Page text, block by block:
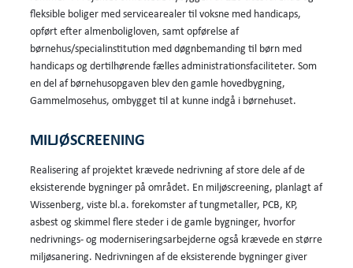
fleksible boliger med servicearealer til voksne med handicaps,
opført efter almenboligloven, samt opførelse af
børnehus/specialinstitution med døgnbemanding til børn med
handicaps og dertilhørende fælles administrationsfaciliteter. Som
en del af børnehusopgaven blev den gamle hovedbygning,
Gammelmosehus, ombygget til at kunne indgå i børnehuset.
MILJØSCREENING
Realisering af projektet krævede nedrivning af store dele af de
eksisterende bygninger på området. En miljøscreening, planlagt af
Wissenberg, viste bl.a. forekomster af tungmetaller, PCB, KP,
asbest og skimmel flere steder i de gamle bygninger, hvorfor
nedrivnings- og moderniseringsarbejderne også krævede en større
miljøsanering. Nedrivningen af de eksisterende bygninger giver